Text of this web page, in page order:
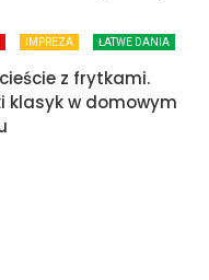
IMPREZA ŁATWE DANIA
z frytkami.
klasyk w domowym